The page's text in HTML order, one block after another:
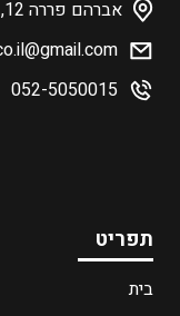
אברהם פררה 12, ירושלים
052-5050015
תפריט
בית